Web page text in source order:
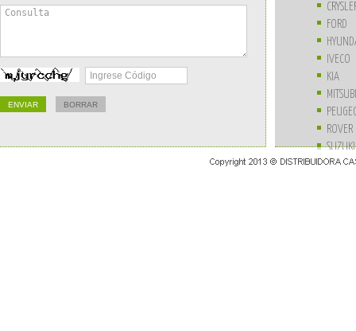
FORD
IVECO
KIA
ROVER
SUZUKI